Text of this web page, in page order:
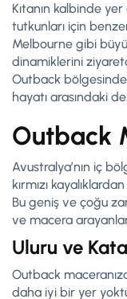
Kıtanın kalbinde
tutkunları için
Melbourne gibi
dinamiklerini
Outback
hayatı arasındaki
Outback
Avustralya’nın iç
kırmızı
Bu geniş ve çoğu
ve macera
Uluru ve
Outback
daha iyi bir yer